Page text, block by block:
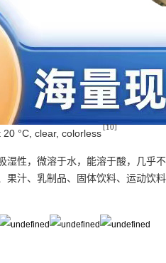
°C, clear, colorless
[10]
湿性，微溶于水，能溶于酸，几
果汁、乳制品、固体饮料、运动饮